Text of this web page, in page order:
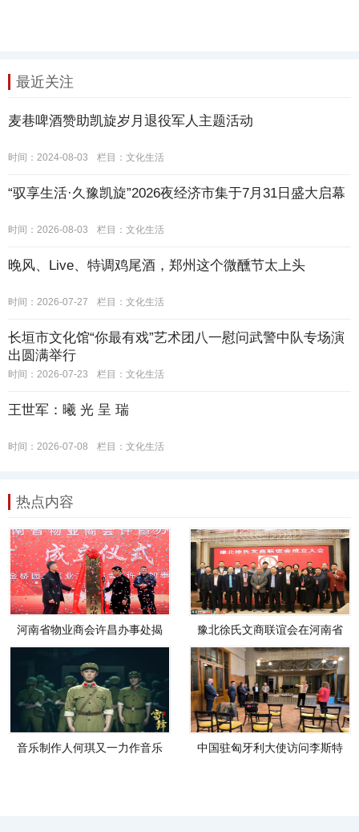
最近关注
麦巷啤酒赞助凯旋岁月退役军人主题活动
时间：2024-08-03 栏目： 文化生活
“驭享生活·久豫凯旋”2026夜经济市集于7月31日盛大启幕
时间：2026-08-03 栏目： 文化生活
晚风、Live、特调鸡尾酒，郑州这个微醺节太上头
时间：2026-07-27 栏目： 文化生活
长垣市文化馆“你最有戏”艺术团八一慰问武警中队专场演
出圆满举行
时间：2026-07-23 栏目： 文化生活
王世军：曦 光 呈 瑞
时间：2026-07-08 栏目： 文化生活
热点内容
河南省物业商会许昌办事处揭
豫北徐氏文商联谊会在河南省
音乐制作人何琪又一力作音乐
中国驻匈牙利大使访问李斯特